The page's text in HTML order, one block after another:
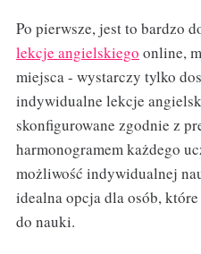
Po pierwsze, jest to bardzo
lekcje angielskiego online,
miejsca - wystarczy tylko
indywidualne lekcje
skonfigurowane zgodnie z
harmonogramem każdego
możliwość indywidualnej
idealna opcja dla osób,
do nauki.